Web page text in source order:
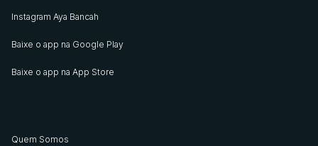
Instagram Aya Bancah
Baixe o app na Google Play
Baixe o app na App Store
Quem Somos